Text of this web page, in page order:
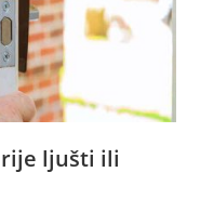
ljušti ili